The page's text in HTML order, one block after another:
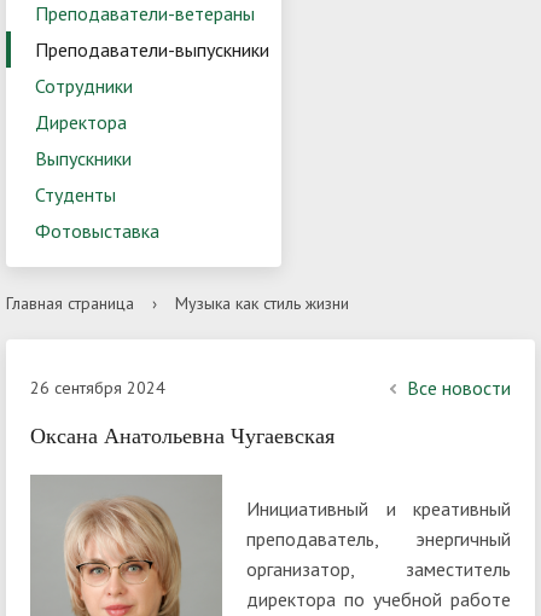
Преподаватели-ветераны
Преподаватели-выпускники
Сотрудники
Директора
Выпускники
Студенты
Фотовыставка
Главная страница › Музыка как стиль жизни
26 сентября 2024
Все новости
Оксана Анатольевна Чугаевская
Инициативный и креативный
преподаватель, энергичный
организатор, заместитель
директора по учебной работе